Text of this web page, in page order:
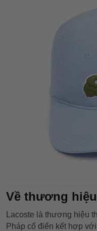
Về thương
Lacoste là thương hiệu
Pháp cổ điển kết hợp